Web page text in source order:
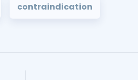
contraindication